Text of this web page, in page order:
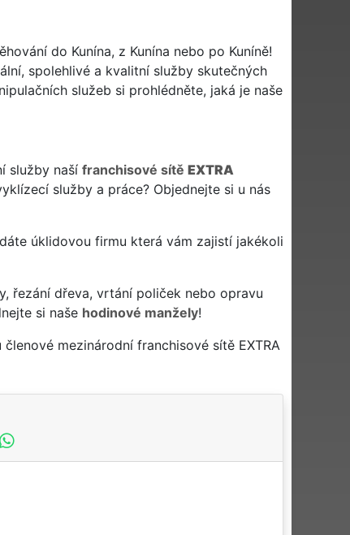
do Kunína, z Kunína nebo po Kuníně!
spolehlivé a kvalitní služby skutečných
služeb si prohlédněte, jaká je naše
služby naší franchisové sítě EXTRA
služby a práce? Objednejte si u nás
úklidovou firmu která vám zajistí jakékoli
řezání dřeva, vrtání poliček nebo opravu
si naše hodinové manžely!
mezinárodní franchisové sítě EXTRA